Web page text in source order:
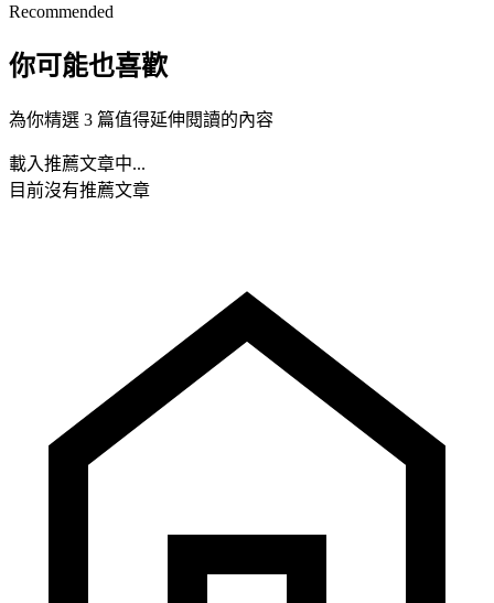
Recommended
你可能也喜歡
為你精選 3 篇值得延伸閱讀的內容
載入推薦文章中...
目前沒有推薦文章